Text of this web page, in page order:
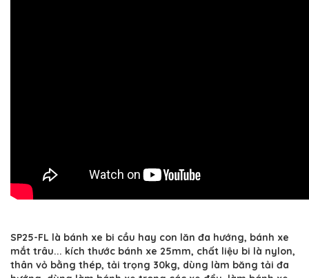
SP25-FL là bánh xe bi cầu hay con lăn đa hướng, bánh xe
mắt trâu... kích thước bánh xe 25mm, chất liệu bi là nylon,
thân vỏ bằng thép, tải trọng 30kg, dùng làm băng tải đa